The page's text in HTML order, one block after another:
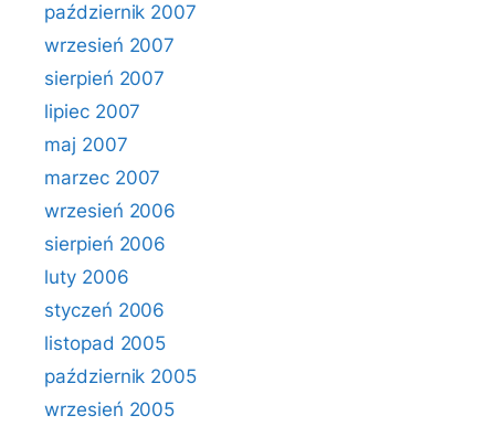
październik 2007
wrzesień 2007
sierpień 2007
lipiec 2007
maj 2007
marzec 2007
wrzesień 2006
sierpień 2006
luty 2006
styczeń 2006
listopad 2005
październik 2005
wrzesień 2005